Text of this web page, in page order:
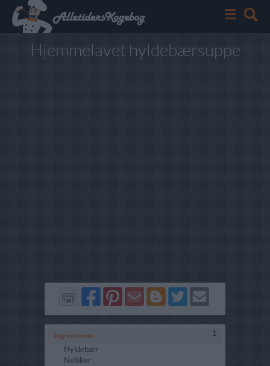
Hjemmelavet hyldebærsuppe
Del
på
Facebook
Del
på
Pinterest
Send
via
GMail
Del
på
Blogger
Del
på
Twitter
Send
Ingredienser 1
Hyldebær
Nelliker